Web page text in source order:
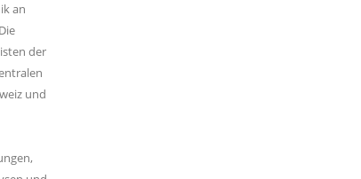
an
der
und